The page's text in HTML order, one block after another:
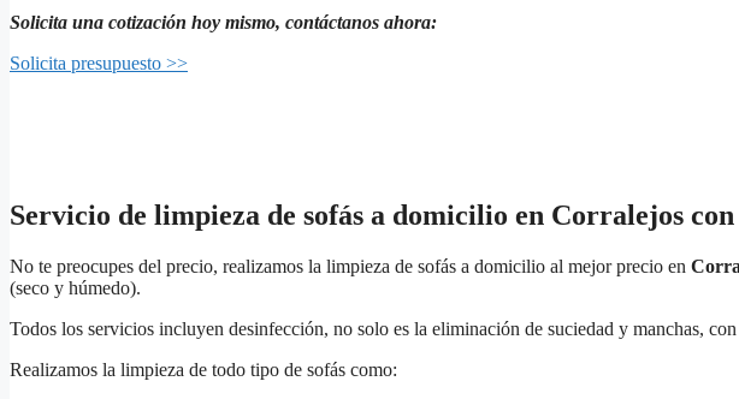
Solicita una cotización hoy mismo, contáctanos ahora:
Solicita presupuesto >>
Servicio de limpieza de sofás a domicilio en Corralejos
No te preocupes del precio, realizamos la limpieza de sofás a domicilio al mejor precio en
(seco y húmedo).
Todos los servicios incluyen desinfección, no solo es la eliminación de suciedad y manchas,
Realizamos la limpieza de todo tipo de sofás como: